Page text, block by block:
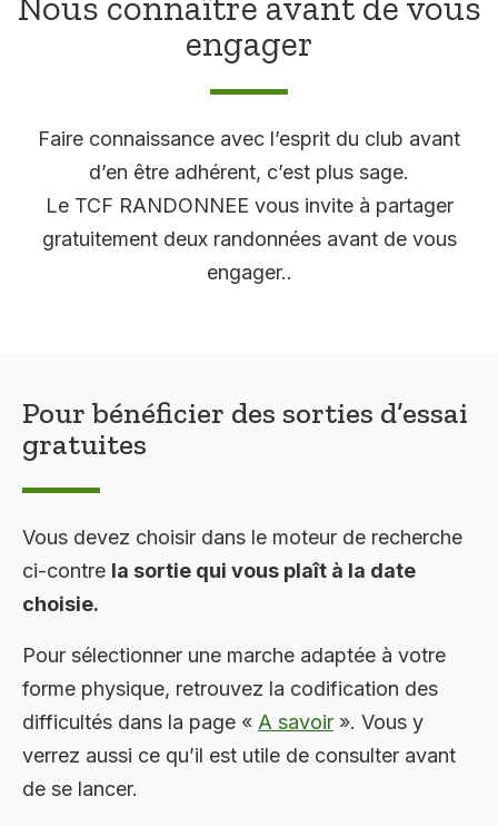
engager
Faire connaissance avec l’esprit du club avant
d’en être adhérent, c’est plus sage.
Le TCF RANDONNEE vous invite à partager
gratuitement deux randonnées avant de vous
engager..
Pour bénéficier des sorties d’essai
gratuites
Vous devez choisir dans le moteur de recherche
ci-contre la sortie qui vous plaît à la date
choisie.
Pour sélectionner une marche adaptée à votre
forme physique, retrouvez la codification des
difficultés dans la page « A savoir ». Vous y
verrez aussi ce qu’il est utile de consulter avant
de se lancer.